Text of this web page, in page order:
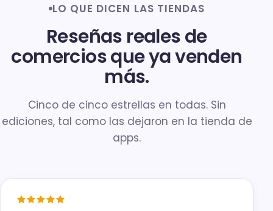
LO QUE DICEN LAS TIENDAS
Reseñas reales de
comercios que ya venden
más.
Cinco de cinco estrellas en todas. Sin
ediciones, tal como las dejaron en la tienda de
apps.